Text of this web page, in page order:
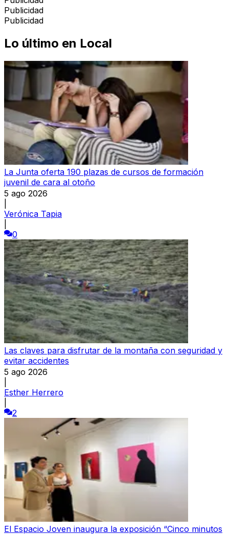
Publicidad
Publicidad
Lo último en Local
La Junta oferta 190 plazas de cursos de formación
juvenil de cara al otoño
5 ago 2026
Verónica Tapia
0
Las claves para disfrutar de la montaña con seguridad y
evitar accidentes
5 ago 2026
Esther Herrero
2
El Espacio Joven inaugura la exposición “Cinco minutos